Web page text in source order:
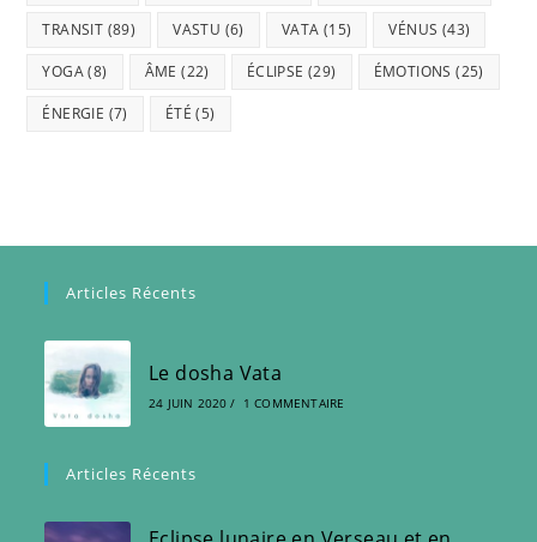
TRANSIT (89) VASTU (6) VATA (15) VÉNUS (43)
YOGA(8) ÂME (22) ÉCLIPSE (29) ÉMOTIONS (25)
ÉNERGIE (7) ÉTÉ (5)
Articles Récents
Le dosha Vata
24 JUIN 2020 / 1 COMMENTAIRE
Articles Récents